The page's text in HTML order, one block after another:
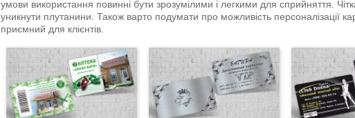
умови використання повинні бути зрозумілими і легкими для сприйняття.
уникнути плутанини. Також варто подумати про можливість персоналізації
приємний для клієнтів.